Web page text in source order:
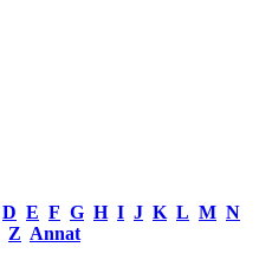
D E F G H I J K L M N
Z Annat